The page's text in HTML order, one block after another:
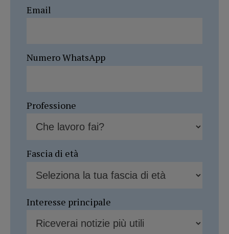
Email
Numero WhatsApp
Professione
Fascia di età
Interesse principale